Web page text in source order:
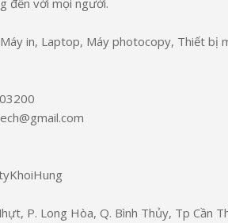
đến với mọi người.
in, Laptop, Máy photocopy, Thiết
P. Long Hòa, Q. Bình Thủy, Tp Cần